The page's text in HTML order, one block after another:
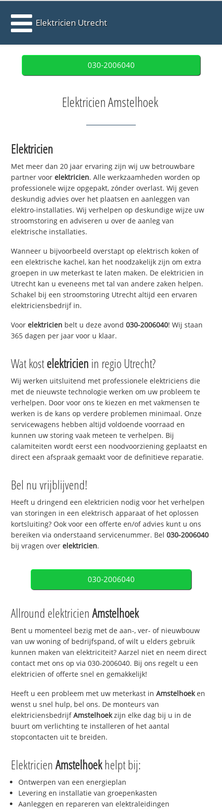
Elektricien Utrecht
030-2006040
Elektricien Amstelhoek
Elektricien
Met meer dan 20 jaar ervaring zijn wij uw betrouwbare
partner voorelektricien. Alle werkzaamheden worden op
professionele wijze opgepakt, zónder overlast. Wij geven
deskundig advies over het plaatsen en aanleggen van
elektro-installaties. Wij verhelpen op deskundige wijze uw
stroomstoring en adviseren u over de aanleg van
elektrische installaties.
Wanneer u bijvoorbeeld overstapt op elektrisch koken of
een elektrische kachel, kan het noodzakelijk zijn om extra
groepen in uw meterkast te laten maken. De elektricien in
Utrecht kan u eveneens met tal van andere zaken helpen.
Schakel bij een stroomstoring Utrecht altijd een ervaren
elektriciensbedrijf in.
Voorelektricien belt u deze avond030-2006040! Wij staan
365 dagen per jaar voor u klaar.
Wat kostelektricien in regio Utrecht?
Wij werken uitsluitend met professionele elektriciens die
met de nieuwste technologie werken om uw probleem te
verhelpen. Door voor ons te kiezen en met vakmensen te
werken is de kans op verdere problemen minimaal. Onze
servicewagens hebben altijd voldoende voorraad en
kunnen uw storing vaak meteen te verhelpen. Bij
calamiteiten wordt eerst een noodvoorziening geplaatst en
direct een afspraak gemaakt voor de definitieve reparatie.
Bel nu vrijblijvend!
Heeft u dringend een elektricien nodig voor het verhelpen
van storingen in een elektrisch apparaat of het oplossen
kortsluiting? Ook voor een offerte en/of advies kunt u ons
bereiken via onderstaand servicenummer. Bel030-2006040
bij vragen overelektricien.
030-2006040
Allround elektricienAmstelhoek
Bent u momenteel bezig met de aan-, ver- of nieuwbouw
van uw woning of bedrijfspand, of wilt u elders gebruik
kunnen maken van elektriciteit? Aarzel niet en neem direct
contact met ons op via 030-2006040. Bij ons regelt u een
elektricien of offerte snel en gemakkelijk!
Heeft u een probleem met uw meterkast inAmstelhoeken
wenst u snel hulp, bel ons. De monteurs van
elektriciensbedrijfAmstelhoekzijn elke dag bij u in de
buurt om verlichting te installeren of het aantal
stopcontacten uit te breiden.
ElektricienAmstelhoekhelpt bij:
Ontwerpen van een energieplan
Levering en installatie van groepenkasten
Aanleggen en repareren van elektraleidingen